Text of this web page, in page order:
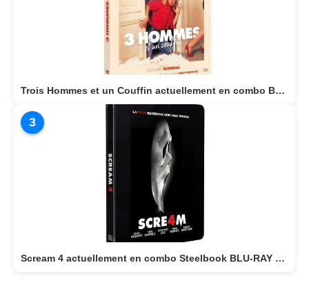
Trois Hommes et un Couffin actuellement en combo BLU-RAY/DVD
3
Scream 4 actuellement en combo Steelbook BLU-RAY 4K + BLU-RAY